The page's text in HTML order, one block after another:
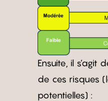
Ensuite, il s’agit
de ces risques
potentielles) :